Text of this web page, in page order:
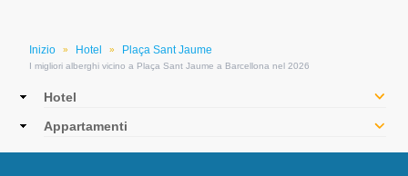
Inizio » Hotel » Plaça Sant Jaume
I migliori alberghi vicino a Plaça Sant Jaume a Barcellona nel 2026
MainHotel
Appartamenti